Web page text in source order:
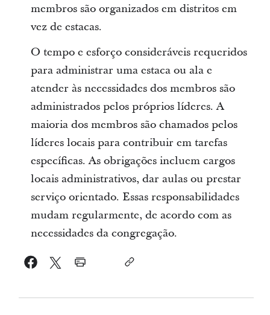
membros são organizados em distritos em
vez de estacas.
O tempo e esforço consideráveis requeridos
para administrar uma estaca ou ala e
atender às necessidades dos membros são
administrados pelos próprios líderes. A
maioria dos membros são chamados pelos
líderes locais para contribuir em tarefas
específicas. As obrigações incluem cargos
locais administrativos, dar aulas ou prestar
serviço orientado. Essas responsabilidades
mudam regularmente, de acordo com as
necessidades da congregação.